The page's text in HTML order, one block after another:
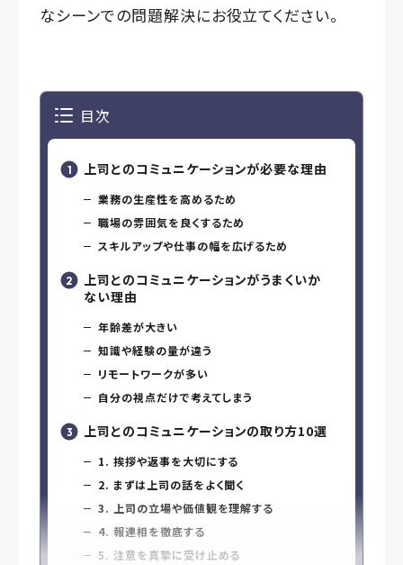
なシーンでの問題解決にお役立てください。
目次
上司とのコミュニケーションが必要な理由
業務の生産性を高めるため
職場の雰囲気を良くするため
スキルアップや仕事の幅を広げるため
上司とのコミュニケーションがうまくいか
ない理由
年齢差が大きい
知識や経験の量が違う
リモートワークが多い
自分の視点だけで考えてしまう
上司とのコミュニケーションの取り方10選
1. 挨拶や返事を大切にする
2. まずは上司の話をよく聞く
3. 上司の立場や価値観を理解する
4. 報連相を徹底する
5. 注意を真摯に受け止める